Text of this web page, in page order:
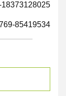
85419534